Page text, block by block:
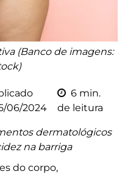
(Banco de imagens:
06/2024
6 min.
de leitura
dermatológicos
na barriga
do corpo,